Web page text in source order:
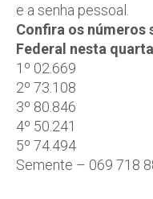
e a senha pessoal.
Confira os números
Federal nesta
1º 02.669
2º 73.108
3º 80.846
4º 50.241
5º 74.494
Semente – 069 718